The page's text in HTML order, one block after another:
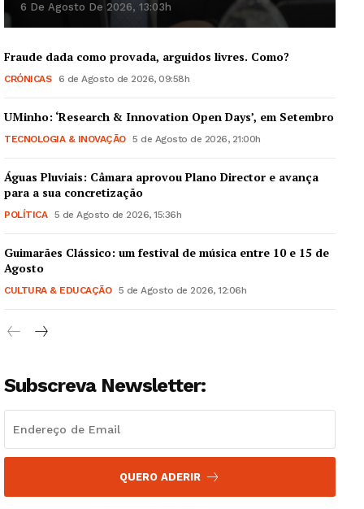
Institucional
Artigos
Edição Digital
6 De Agosto De 2026, 13:03h
Fraude dada como provada, arguidos livres. Como?
CRÓNICAS 6 de Agosto de 2026, 09:58h
UMinho: ‘Research & Innovation Open Days’, em Setembro
TECNOLOGIA & INOVAÇÃO 5 de Agosto de 2026, 21:00h
Águas Pluviais: Câmara aprovou Plano Director e avança
para a sua concretização
POLÍTICA 5 de Agosto de 2026, 15:36h
Guimarães Clássico: um festival de música entre 10 e 15 de
Agosto
CULTURA & EDUCAÇÃO 5 de Agosto de 2026, 12:06h
Subscreva Newsletter:
QUERO ADERIR